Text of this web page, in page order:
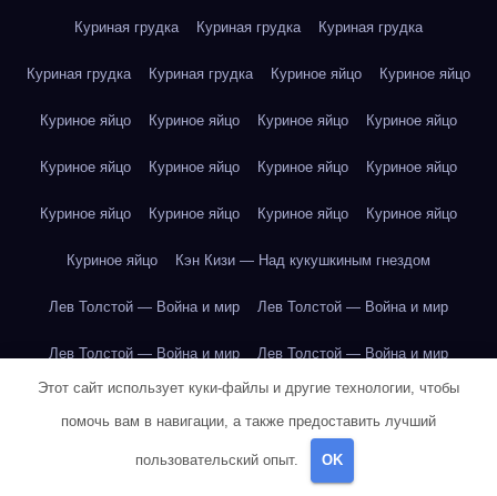
Куриная грудка Куриная грудка Куриная грудка
Куриная грудка Куриная грудка Куриное яйцо Куриное яйцо
Куриное яйцо Куриное яйцо Куриное яйцо Куриное яйцо
Куриное яйцо Куриное яйцо Куриное яйцо Куриное яйцо
Куриное яйцо Куриное яйцо Куриное яйцо Куриное яйцо
Куриное яйцо Кэн Кизи — Над кукушкиным гнездом
Лев Толстой — Война и мир Лев Толстой — Война и мир
Лев Толстой — Война и мир Лев Толстой — Война и мир
Лев Толстой — Война и мир Лев Толстой — Война и мир
Лев Толстой — Война и мир
Этот сайт использует куки-файлы и другие технологии, чтобы
помочь вам в навигации, а также предоставить лучший
пользовательский опыт. OK